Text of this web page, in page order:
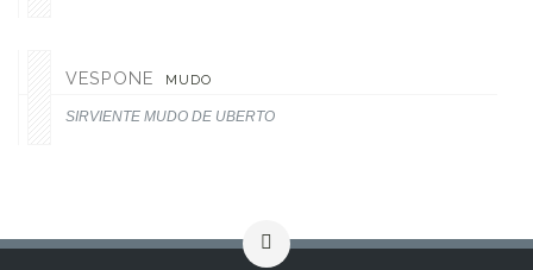
VESPONE MUDO
SIRVIENTE MUDO DE UBERTO